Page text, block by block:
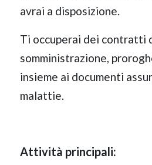
avrai a disposizione.
Ti occuperai dei contratti
somministrazione,
insieme ai documenti
malattie.
Attività principali: